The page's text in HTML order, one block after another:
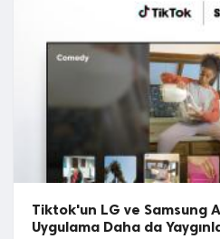
Tiktok'un LG ve Samsung
Uygulama Daha da